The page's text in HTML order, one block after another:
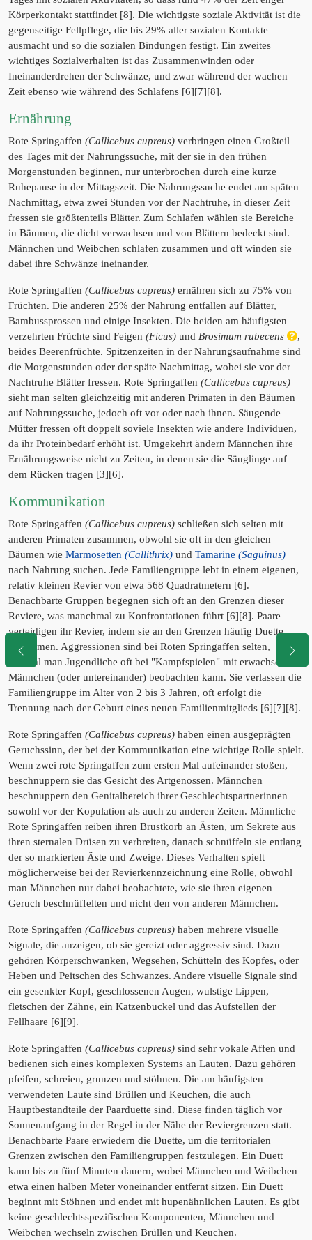
Körperkontakt stattfindet [8]. Die wichtigste soziale Aktivität ist die
gegenseitige Fellpflege, die bis 29% aller sozialen Kontakte
ausmacht und so die sozialen Bindungen festigt. Ein zweites
wichtiges Sozialverhalten ist das Zusammenwinden oder
Ineinanderdrehen der Schwänze, und zwar während der wachen
Zeit ebenso wie während des Schlafens [6][7][8].
Ernährung
Rote Springaffen (Callicebus cupreus) verbringen einen Großteil
des Tages mit der Nahrungssuche, mit der sie in den frühen
Morgenstunden beginnen, nur unterbrochen durch eine kurze
Ruhepause in der Mittagszeit. Die Nahrungssuche endet am späten
Nachmittag, etwa zwei Stunden vor der Nachtruhe, in dieser Zeit
fressen sie größtenteils Blätter. Zum Schlafen wählen sie Bereiche
in Bäumen, die dicht verwachsen und von Blättern bedeckt sind.
Männchen und Weibchen schlafen zusammen und oft winden sie
dabei ihre Schwänze ineinander.
Rote Springaffen (Callicebus cupreus) ernähren sich zu 75% von
Früchten. Die anderen 25% der Nahrung entfallen auf Blätter,
Bambussprossen und einige Insekten. Die beiden am häufigsten
verzehrten Früchte sind Feigen (Ficus) und Brosimum rubecens
,
beides Beerenfrüchte. Spitzenzeiten in der Nahrungsaufnahme sind
die Morgenstunden oder der späte Nachmittag, wobei sie vor der
Nachtruhe Blätter fressen. Rote Springaffen (Callicebus cupreus)
sieht man selten gleichzeitig mit anderen Primaten in den Bäumen
auf Nahrungssuche, jedoch oft vor oder nach ihnen. Säugende
Mütter fressen oft doppelt soviele Insekten wie andere Individuen,
da ihr Proteinbedarf erhöht ist. Umgekehrt ändern Männchen ihre
Ernährungsweise nicht zu Zeiten, in denen sie die Säuglinge auf
dem Rücken tragen [3][6].
Kommunikation
Rote Springaffen (Callicebus cupreus) schließen sich selten mit
anderen Primaten zusammen, obwohl sie oft in den gleichen
Bäumen wie Marmosetten (Callithrix) und Tamarine (Saguinus)
nach Nahrung suchen. Jede Familiengruppe lebt in einem eigenen,
relativ kleinen Revier von etwa 568 Quadratmetern [6].
Benachbarte Gruppen begegnen sich oft an den Grenzen dieser
Reviere, was manchmal zu Konfrontationen führt [6][8]. Paare
verteidigen ihr Revier, indem sie an den Grenzen häufig Duette
anstimmen. Aggressionen sind bei Roten Springaffen selten,
obwohl man Jugendliche oft bei "Kampfspielen" mit erwachsenen
Männchen (oder untereinander) beobachten kann. Sie verlassen die
Familiengruppe im Alter von 2 bis 3 Jahren, oft erfolgt die
Trennung nach der Geburt eines neuen Familienmitglieds [6][7][8].
Rote Springaffen (Callicebus cupreus) haben einen ausgeprägten
Geruchssinn, der bei der Kommunikation eine wichtige Rolle spielt.
Wenn zwei rote Springaffen zum ersten Mal aufeinander stoßen,
beschnuppern sie das Gesicht des Artgenossen. Männchen
beschnuppern den Genitalbereich ihrer Geschlechtspartnerinnen
sowohl vor der Kopulation als auch zu anderen Zeiten. Männliche
Rote Springaffen reiben ihren Brustkorb an Ästen, um Sekrete aus
ihren sternalen Drüsen zu verbreiten, danach schnüffeln sie entlang
der so markierten Äste und Zweige. Dieses Verhalten spielt
möglicherweise bei der Revierkennzeichnung eine Rolle, obwohl
man Männchen nur dabei beobachtete, wie sie ihren eigenen
Geruch beschnüffelten und nicht den von anderen Männchen.
Rote Springaffen (Callicebus cupreus) haben mehrere visuelle
Signale, die anzeigen, ob sie gereizt oder aggressiv sind. Dazu
gehören Körperschwanken, Wegsehen, Schütteln des Kopfes, oder
Heben und Peitschen des Schwanzes. Andere visuelle Signale sind
ein gesenkter Kopf, geschlossenen Augen, wulstige Lippen,
fletschen der Zähne, ein Katzenbuckel und das Aufstellen der
Fellhaare [6][9].
Rote Springaffen (Callicebus cupreus) sind sehr vokale Affen und
bedienen sich eines komplexen Systems an Lauten. Dazu gehören
pfeifen, schreien, grunzen und stöhnen. Die am häufigsten
verwendeten Laute sind Brüllen und Keuchen, die auch
Hauptbestandteile der Paarduette sind. Diese finden täglich vor
Sonnenaufgang in der Regel in der Nähe der Reviergrenzen statt.
Benachbarte Paare erwiedern die Duette, um die territorialen
Grenzen zwischen den Familiengruppen festzulegen. Ein Duett
kann bis zu fünf Minuten dauern, wobei Männchen und Weibchen
etwa einen halben Meter voneinander entfernt sitzen. Ein Duett
beginnt mit Stöhnen und endet mit hupenähnlichen Lauten. Es gibt
keine geschlechtsspezifischen Komponenten, Männchen und
Weibchen wechseln zwischen Brüllen und Keuchen.